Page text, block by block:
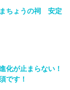
まちょうの祠 安定
化が止まらない！
です！